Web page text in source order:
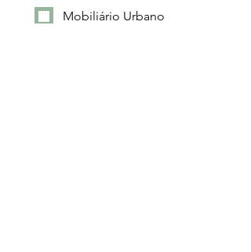
Mobiliário Urbano